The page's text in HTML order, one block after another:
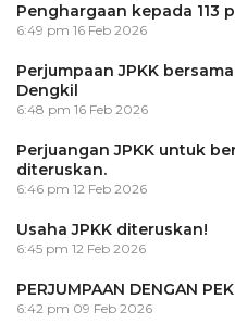
Penghargaan kepada 113
6:49 pm 16 Feb 2026
Perjumpaan JPKK
Dengkil
6:48 pm 16 Feb 2026
Perjuangan JPKK untuk
diteruskan.
6:46 pm 12 Feb 2026
Usaha JPKK diteruskan!
6:45 pm 12 Feb 2026
PERJUMPAAN DENGAN
6:42 pm 09 Feb 2026